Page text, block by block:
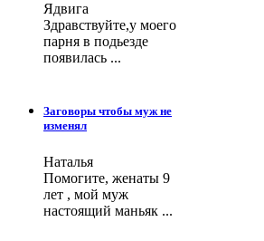
Ядвига
Здравствуйте,у моего
парня в подьезде
появилась ...
Заговоры чтобы муж не
изменял
Наталья
Помогите, женаты 9
лет , мой муж
настоящий маньяк ...